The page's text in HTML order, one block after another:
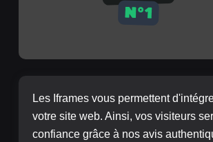
Les Iframes vous permettent
votre site web. Ainsi, vos visiteurs
confiance grâce à nos avis